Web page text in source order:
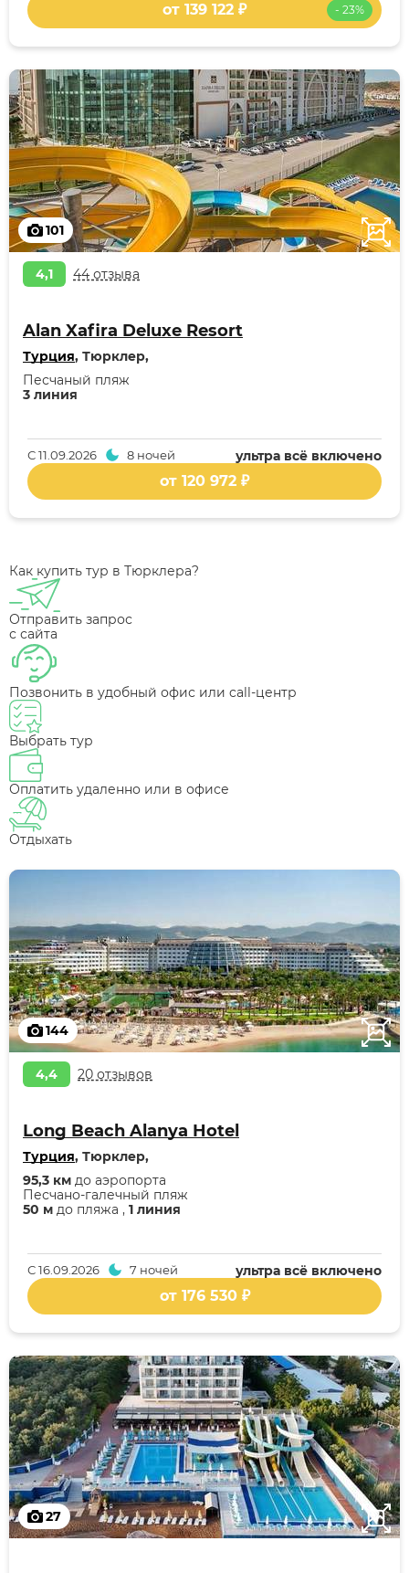
- 23%
от 139 122 ₽
101
4,1 44 отзыва
Alan Xafira Deluxe Resort
Турция, Тюрклер,
3 линия
Песчаный пляж
ультра всё включено
С11.09.2026 8 ночей
от 120 972 ₽
Как купить тур в Тюрклера?
Отправить запрос
с сайта
Позвонить в удобный офис или call-центр
Выбрать тур
Оплатить удаленно или в офисе
Отдыхать
144
4,4 20 отзывов
Long Beach Alanya Hotel
Турция, Тюрклер,
50 м до пляжа , 1 линия
Песчано-галечный пляж
95,3 км до аэропорта
ультра всё включено
С16.09.2026 7 ночей
от 176 530 ₽
27